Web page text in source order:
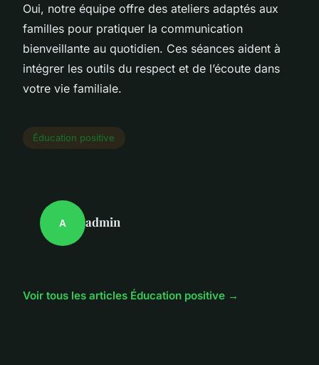
Oui, notre équipe offre des ateliers adaptés aux
familles pour pratiquer la communication
bienveillante au quotidien. Ces séances aident à
intégrer les outils du respect et de l’écoute dans
votre vie familiale.
Éducation positive
A admin
Voir tous les articles Éducation positive →